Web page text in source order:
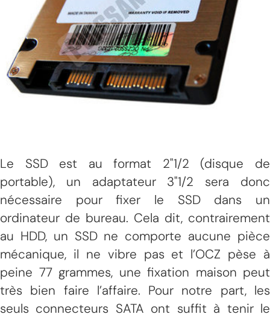
Le SSD est au format 2"1/2 (disque de
portable), un adaptateur 3"1/2 sera donc
nécessaire pour fixer le SSD dans un
ordinateur de bureau. Cela dit, contrairement
au HDD, un SSD ne comporte aucune pièce
mécanique, il ne vibre pas et l’OCZ pèse à
peine 77 grammes, une fixation maison peut
très bien faire l’affaire. Pour notre part, les
seuls connecteurs SATA ont suffit à tenir le